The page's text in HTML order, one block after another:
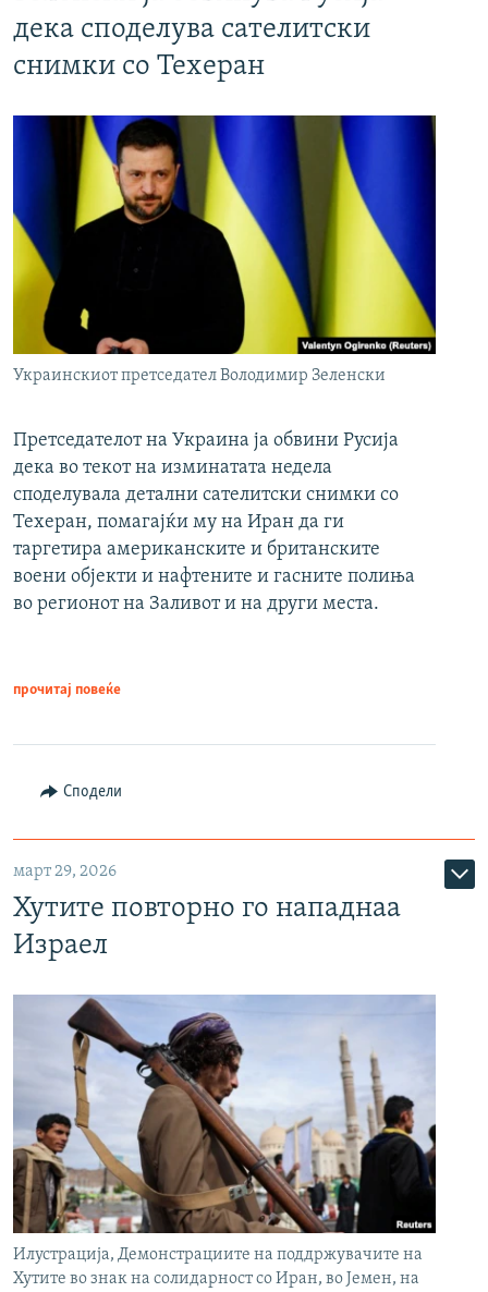
дека споделува сателитски
снимки со Техеран
Украинскиот претседател Володимир Зеленски
Претседателот на Украина ја обвини Русија
дека во текот на изминатата недела
споделувала детални сателитски снимки со
Техеран, помагајќи му на Иран да ги
таргетира американските и британските
воени објекти и нафтените и гасните полиња
во регионот на Заливот и на други места.
прочитај повеќе
Сподели
март 29, 2026
Хутите повторно го нападнаа
Израел
Илустрација, Демонстрациите на поддржувачите на
Хутите во знак на солидарност со Иран, во Јемен, на